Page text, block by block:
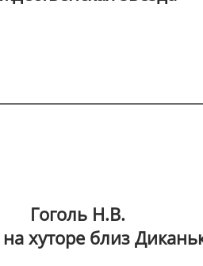
Гоголь Н.В.
хуторе близ